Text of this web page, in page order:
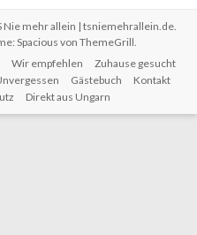
Nie mehr allein | tsniemehrallein.de.
Spacious von ThemeGrill.
Wir empfehlen
Zuhause gesucht
Gästebuch
Kontakt
Direkt aus Ungarn